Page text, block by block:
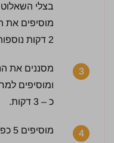
בצלי
מוסיפים את
2 דקות נוספות.
3
מסננים את
ומוסיפים
כ – 3 דקות.
4